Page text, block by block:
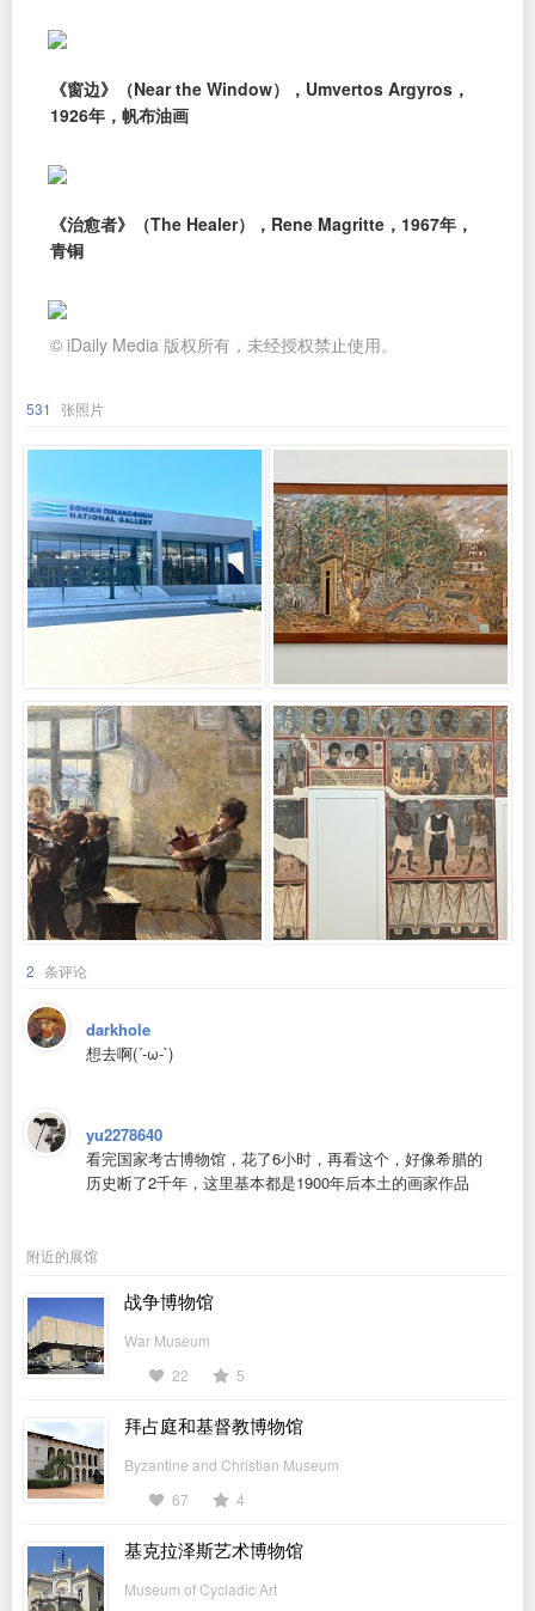
《窗边》（Near the Window），Umvertos Argyros，
1926年，帆布油画
《治愈者》（The Healer），Rene Magritte，1967年，
青铜
© iDaily Media 版权所有，未经授权禁止使用。
531 张照片
2 条评论
darkhole
想去啊(´-ω-`)
yu2278640
看完国家考古博物馆，花了6小时，再看这个，好像希腊的
历史断了2千年，这里基本都是1900年后本土的画家作品
附近的展馆
战争博物馆
War Museum
22
5
拜占庭和基督教博物馆
Byzantine and Christian Museum
67
4
基克拉泽斯艺术博物馆
Museum of Cycladic Art